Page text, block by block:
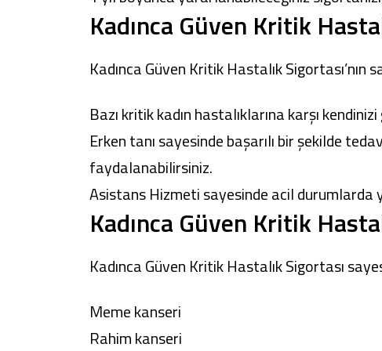
Kadınca Güven Kritik
Kadınca Güven Kritik Hastalık
Bazı kritik kadın hastalıklarına karşı
Erken tanı sayesinde başarılı bir şekilde
faydalanabilirsiniz.
Asistans Hizmeti sayesinde acil
Kadınca Güven Kritik
Kadınca Güven Kritik Hastalık Sigortası
Meme kanseri
Rahim kanseri